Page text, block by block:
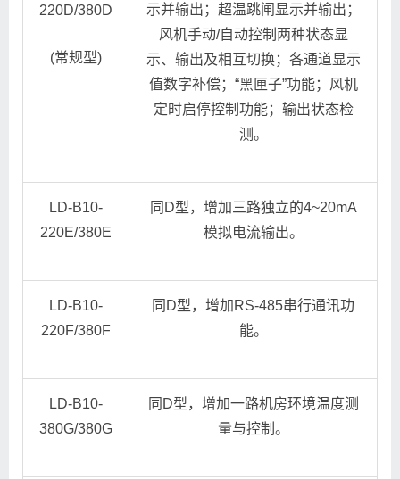
220D/380D
(常规型)
示并输出；超温跳闸显示并输出；
风机手动/自动控制两种状态显
示、输出及相互切换；各通道显示
值数字补偿；“黑匣子”功能；风机
定时启停控制功能；输出状态检
测。
LD-B10-
220E/380E
同D型，增加三路独立的4~20mA
模拟电流输出。
LD-B10-
220F/380F
同D型，增加RS-485串行通讯功
能。
LD-B10-
380G/380G
同D型，增加一路机房环境温度测
量与控制。